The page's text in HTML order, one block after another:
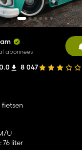
abonnees
8 047
fietsen
U
liter